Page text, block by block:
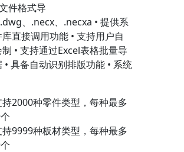
件格式导
、.necx、.necxa • 提供系
直接调用功能 • 支持用户自
• 支持通过Excel表格批量导
• 具备自动识别排版功能 • 系统
2000种零件类型，每种最多
9999种板材类型，每种最多